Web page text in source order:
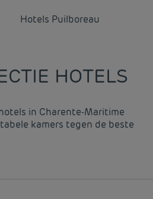
Hotels Puilboreau
HOTELS
in Charente-Maritime
kamers tegen de beste